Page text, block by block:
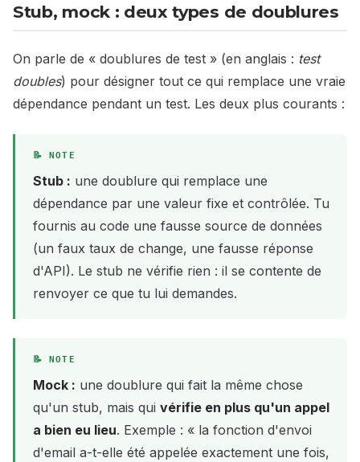
Stub, mock : deux types de doublures
On parle de « doublures de test » (en anglais : test
doubles) pour désigner tout ce qui remplace une vraie
dépendance pendant un test. Les deux plus courants :
Stub : une doublure qui remplace une
dépendance par une valeur fixe et contrôlée. Tu
fournis au code une fausse source de données
(un faux taux de change, une fausse réponse
d'API). Le stub ne vérifie rien : il se contente de
renvoyer ce que tu lui demandes.
Mock : une doublure qui fait la même chose
qu'un stub, mais qui vérifie en plus qu'un appel
a bien eu lieu. Exemple : « la fonction d'envoi
d'email a-t-elle été appelée exactement une fois,